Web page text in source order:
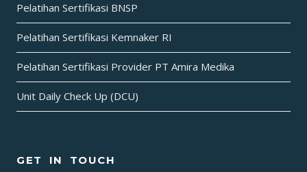
Pelatihan Sertifikasi BNSP
Pelatihan Sertifikasi Kemnaker RI
Pelatihan Sertifikasi Provider PT Amira Medika
Unit Daily Check Up (DCU)
GET IN TOUCH